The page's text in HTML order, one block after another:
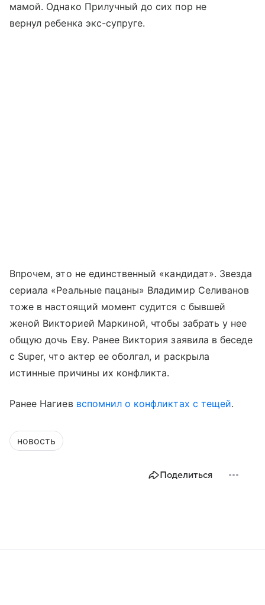
мамой. Однако Прилучный до сих пор не
вернул ребенка экс-супруге.
Впрочем, это не единственный «кандидат». Звезда
сериала «Реальные пацаны» Владимир Селиванов
тоже в настоящий момент судится с бывшей
женой Викторией Маркиной, чтобы забрать у нее
общую дочь Еву. Ранее Виктория заявила в беседе
с Super, что актер ее оболгал, и раскрыла
истинные причины их конфликта.
Ранее Нагиев вспомнил о конфликтах с тещей.
новость
Поделиться